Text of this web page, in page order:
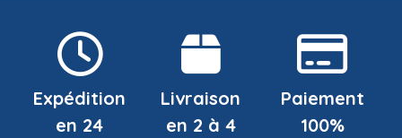
Expédition
en 24
Livraison
en 2 à 4
Paiement
100%